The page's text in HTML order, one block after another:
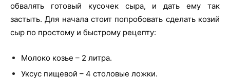
обвалять готовый кусочек сыра, и дать ему так
застыть. Для начала стоит попробовать сделать козий
сыр по простому и быстрому рецепту:
Молоко козье – 2 литра.
Уксус пищевой – 4 столовые ложки.